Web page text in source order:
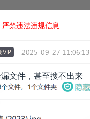
严禁违法违规信息
VIP 2025-09-27 11:06:13
文件，甚至搜不出来